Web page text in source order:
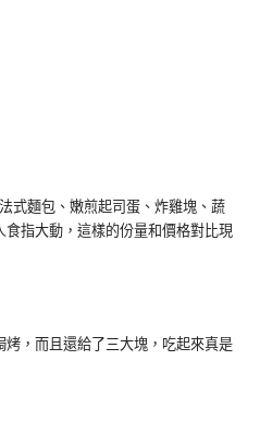
式麵包、嫩煎起司蛋、炸雞塊、蔬
指大動，這樣的份量和價格對比現
，而且還給了三大塊，吃起來真是